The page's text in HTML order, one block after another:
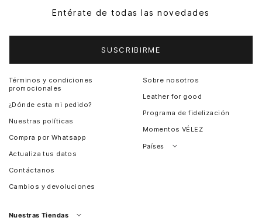
Entérate de todas las novedades
SUSCRIBIRME
Términos y condiciones
promocionales
¿Dónde esta mi pedido?
Nuestras políticas
Compra por Whatsapp
Actualiza tus datos
Contáctanos
Cambios y devoluciones
Sobre nosotros
Leather for good
Programa de fidelización
Momentos VÉLEZ
Países
Nuestras Tiendas